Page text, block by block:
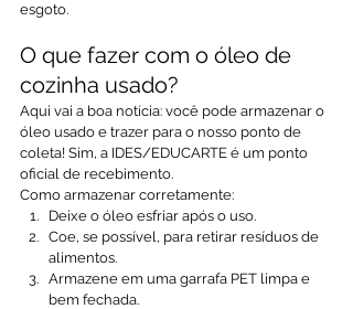
esgoto.
O que fazer com o óleo de
cozinha usado?
Aqui vai a boa notícia: você pode armazenar o
óleo usado e trazer para o nosso ponto de
coleta! Sim, a IDES/EDUCARTE é um ponto
oficial de recebimento.
Como armazenar corretamente:
Deixe o óleo esfriar após o uso.
Coe, se possível, para retirar resíduos de
alimentos.
Armazene em uma garrafa PET limpa e
bem fechada.